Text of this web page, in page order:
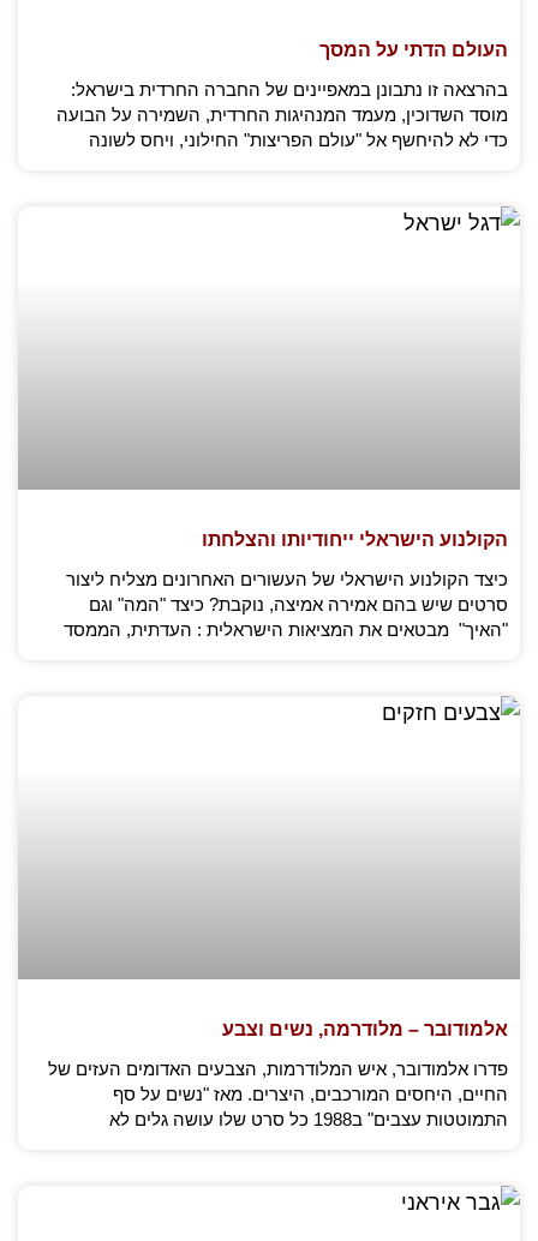
העולם הדתי על המסך
בהרצאה זו נתבונן במאפיינים של החברה החרדית בישראל:
מוסד השדוכין, מעמד המנהיגות החרדית, השמירה על הבועה
כדי לא להיחשף אל "עולם הפריצות" החילוני, ויחס לשונה
הקולנוע הישראלי ייחודיותו והצלחתו
כיצד הקולנוע הישראלי של העשורים האחרונים מצליח ליצור
סרטים שיש בהם אמירה אמיצה, נוקבת? כיצד "המה" וגם
"האיך" מבטאים את המציאות הישראלית : העדתית, הממסד
אלמודובר – מלודרמה, נשים וצבע
פדרו אלמודובר, איש המלודרמות, הצבעים האדומים העזים של
החיים, היחסים המורכבים, היצרים. מאז "נשים על סף
התמוטטות עצבים" ב1988 כל סרט שלו עושה גלים לא